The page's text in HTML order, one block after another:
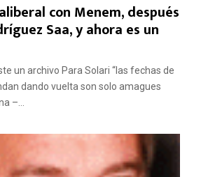
con Menem, después
Saa, y ahora es un
un archivo Para Solari “las fechas de
dando vuelta son solo amagues
–...